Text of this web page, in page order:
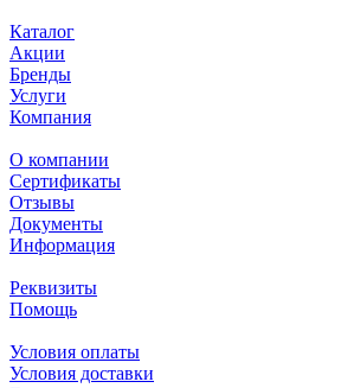
Каталог
Акции
Бренды
Услуги
Компания
О компании
Сертификаты
Отзывы
Документы
Информация
Реквизиты
Помощь
Условия оплаты
Условия доставки